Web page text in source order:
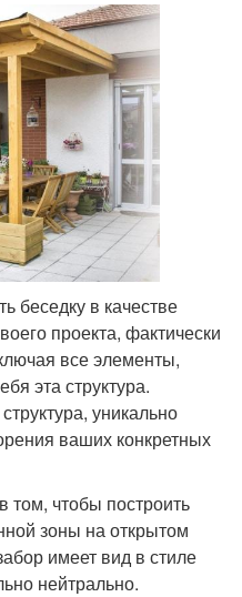
беседку в качестве
проекта, фактически
все элементы,
эта структура.
уникально
ваших конкретных
том, чтобы построить
зоны на открытом
имеет вид в стиле
нейтрально.